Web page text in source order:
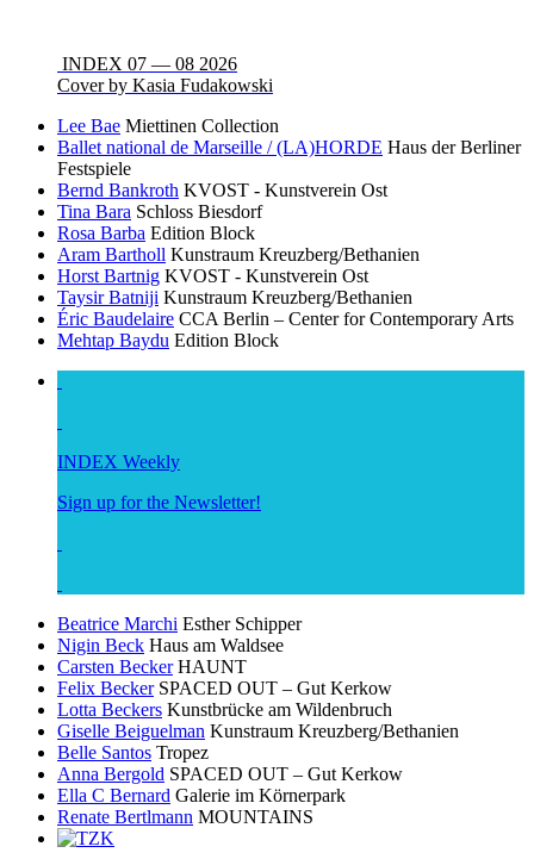
INDEX 07 — 08 2026
Cover by Kasia Fudakowski
Lee Bae Miettinen Collection
Ballet national de Marseille / (LA)HORDE Haus der Berliner
Festspiele
Bernd Bankroth KVOST - Kunstverein Ost
Tina Bara Schloss Biesdorf
Rosa Barba Edition Block
Aram Bartholl Kunstraum Kreuzberg/Bethanien
Horst Bartnig KVOST - Kunstverein Ost
Taysir Batniji Kunstraum Kreuzberg/Bethanien
Éric Baudelaire CCA Berlin – Center for Contemporary Arts
Mehtap Baydu Edition Block
INDEX Weekly
Sign up for the Newsletter!
Beatrice Marchi Esther Schipper
Nigin Beck Haus am Waldsee
Carsten Becker HAUNT
Felix Becker SPACED OUT – Gut Kerkow
Lotta Beckers Kunstbrücke am Wildenbruch
Giselle Beiguelman Kunstraum Kreuzberg/Bethanien
Belle Santos Tropez
Anna Bergold SPACED OUT – Gut Kerkow
Ella C Bernard Galerie im Körnerpark
Renate Bertlmann MOUNTAINS